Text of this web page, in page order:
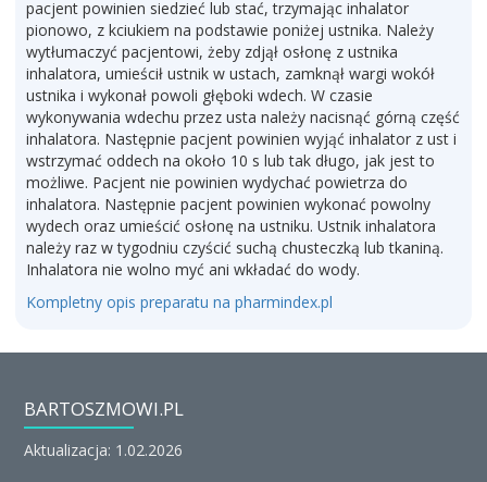
pacjent powinien siedzieć lub stać, trzymając inhalator
pionowo, z kciukiem na podstawie poniżej ustnika. Należy
wytłumaczyć pacjentowi, żeby zdjął osłonę z ustnika
inhalatora, umieścił ustnik w ustach, zamknął wargi wokół
ustnika i wykonał powoli głęboki wdech. W czasie
wykonywania wdechu przez usta należy nacisnąć górną część
inhalatora. Następnie pacjent powinien wyjąć inhalator z ust i
wstrzymać oddech na około 10 s lub tak długo, jak jest to
możliwe. Pacjent nie powinien wydychać powietrza do
inhalatora. Następnie pacjent powinien wykonać powolny
wydech oraz umieścić osłonę na ustniku. Ustnik inhalatora
należy raz w tygodniu czyścić suchą chusteczką lub tkaniną.
Inhalatora nie wolno myć ani wkładać do wody.
Kompletny opis preparatu na pharmindex.pl
BARTOSZMOWI.PL
Aktualizacja: 1.02.2026